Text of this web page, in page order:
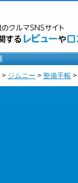
> ジムニー > 整備手帳 >